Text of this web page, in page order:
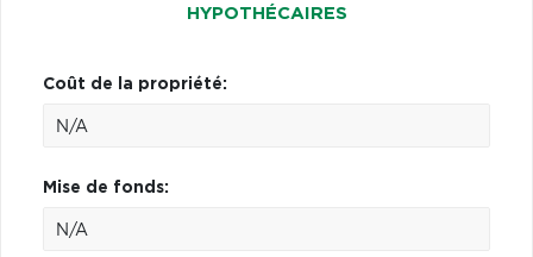
HYPOTHÉCAIRES
Coût de la propriété:
Mise de fonds: